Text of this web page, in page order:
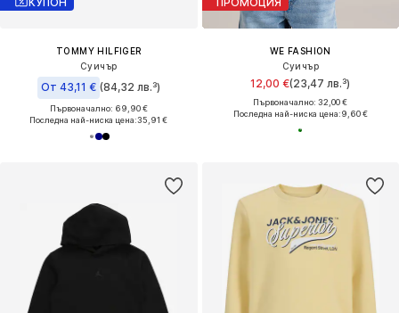
TOMMY HILFIGER
Суичър
От 43,11 € (84,32 лв.³)
Първоначално: 69,90 €
Последна най-ниска цена:35,91 €
WE FASHION
Суичър
12,00 €(23,47 лв.³)
Първоначално: 32,00 €
Последна най-ниска цена:9,60 €